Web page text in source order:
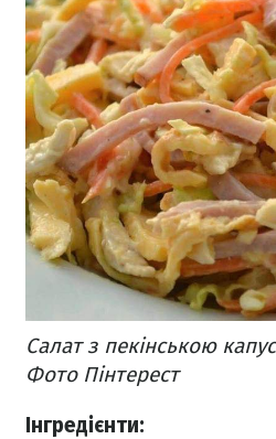
Салат з пекінською
Фото Пінтерест
Інгредієнти: